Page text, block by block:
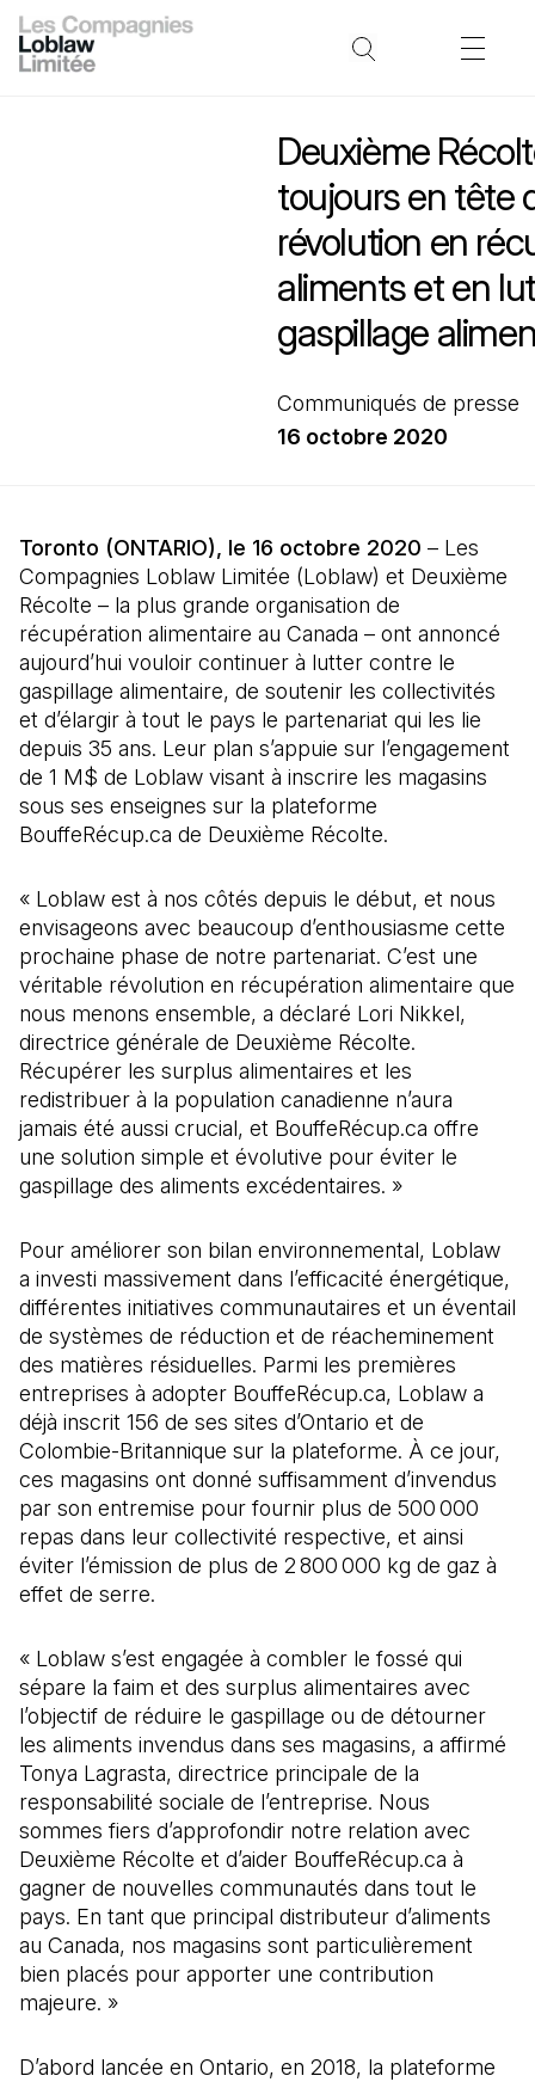
Deuxième
toujours en tête
révolution en
aliments et en
gaspillage
Communiqués de presse
16 octobre 2020
Toronto (ONTARIO), le 16 octobre 2020 – Les
Compagnies Loblaw Limitée (Loblaw) et Deuxième
Récolte – la plus grande organisation de
récupération alimentaire au Canada – ont annoncé
aujourd’hui vouloir continuer à lutter contre le
gaspillage alimentaire, de soutenir les collectivités
et d’élargir à tout le pays le partenariat qui les lie
depuis 35 ans. Leur plan s’appuie sur l’engagement
de 1 M$ de Loblaw visant à inscrire les magasins
sous ses enseignes sur la plateforme
BouffeRécup.ca de Deuxième Récolte.
« Loblaw est à nos côtés depuis le début, et nous
envisageons avec beaucoup d’enthousiasme cette
prochaine phase de notre partenariat. C’est une
véritable révolution en récupération alimentaire que
nous menons ensemble, a déclaré Lori Nikkel,
directrice générale de Deuxième Récolte.
Récupérer les surplus alimentaires et les
redistribuer à la population canadienne n’aura
jamais été aussi crucial, et BouffeRécup.ca offre
une solution simple et évolutive pour éviter le
gaspillage des aliments excédentaires. »
Pour améliorer son bilan environnemental, Loblaw
a investi massivement dans l’efficacité énergétique,
différentes initiatives communautaires et un éventail
de systèmes de réduction et de réacheminement
des matières résiduelles. Parmi les premières
entreprises à adopter BouffeRécup.ca, Loblaw a
déjà inscrit 156 de ses sites d’Ontario et de
Colombie-Britannique sur la plateforme. À ce jour,
ces magasins ont donné suffisamment d’invendus
par son entremise pour fournir plus de 500 000
repas dans leur collectivité respective, et ainsi
éviter l’émission de plus de 2 800 000 kg de gaz à
effet de serre.
« Loblaw s’est engagée à combler le fossé qui
sépare la faim et des surplus alimentaires avec
l’objectif de réduire le gaspillage ou de détourner
les aliments invendus dans ses magasins, a affirmé
Tonya Lagrasta, directrice principale de la
responsabilité sociale de l’entreprise. Nous
sommes fiers d’approfondir notre relation avec
Deuxième Récolte et d’aider BouffeRécup.ca à
gagner de nouvelles communautés dans tout le
pays. En tant que principal distributeur d’aliments
au Canada, nos magasins sont particulièrement
bien placés pour apporter une contribution
majeure. »
D’abord lancée en Ontario, en 2018, la plateforme